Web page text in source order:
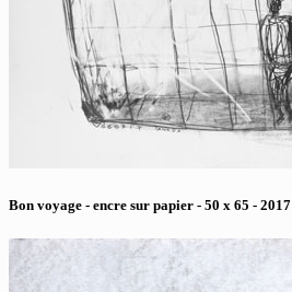
Bon voyage - encre sur papier - 50 x 65 - 2017